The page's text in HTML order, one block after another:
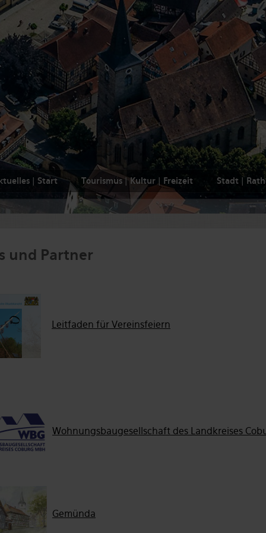
| Start Tourismus | Kultur | Freizeit Stadt |
und Partner
Leitfaden für Vereinsfeiern
Wohnungsbaugesellschaft des Landkreises
Gemünda